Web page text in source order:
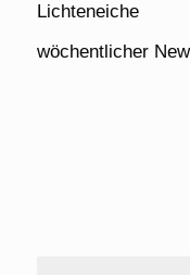
Lichteneiche
wöchentlicher